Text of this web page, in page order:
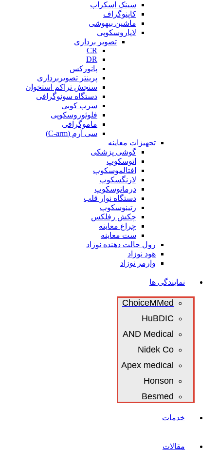
سینک اسکراب
کاپنوگراف
ماشین بیهوشی
لاپاروسکوپی
تصویر برداری
CR
DR
پانورکس
پرینتر تصویربرداری
سنجش تراکم استخوان
دستگاه سونوگرافی
سرب کوبی
فلوئوروسکوپی
ماموگرافی
سی آرم (C-arm)
تجهیزات معاینه
گوشی پزشکی
اتوسکوپ
افتالموسکوپ
لارنگسکوپ
درماتوسکوپ
دستگاه نوار قلب
رتینوسکوپ
چکش رفلکس
چراغ معاینه
ست معاینه
رول حالت دهنده نوزاد
هود نوزاد
وارمر نوزاد
نمایندگی ها
ChoiceMMed
HuBDIC
AND Medical
Nidek Co
Apex medical
Honson
Besmed
خدمات
مقالات